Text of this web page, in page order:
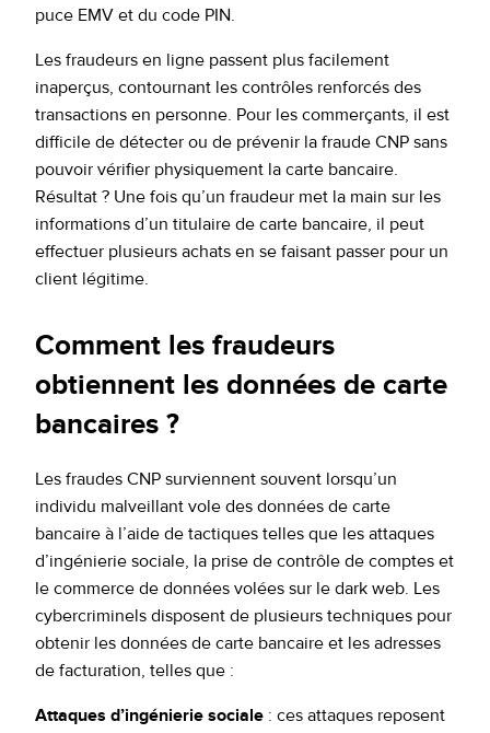
puce EMV et du code PIN.
Les fraudeurs en ligne passent plus facilement
inaperçus, contournant les contrôles renforcés des
transactions en personne. Pour les commerçants, il est
difficile de détecter ou de prévenir la fraude CNP sans
pouvoir vérifier physiquement la carte bancaire.
Résultat ? Une fois qu’un fraudeur met la main sur les
informations d’un titulaire de carte bancaire, il peut
effectuer plusieurs achats en se faisant passer pour un
client légitime.
Comment les fraudeurs
obtiennent les données de carte
bancaires ?
Les fraudes CNP surviennent souvent lorsqu’un
individu malveillant vole des données de carte
bancaire à l’aide de tactiques telles que les attaques
d’ingénierie sociale, la prise de contrôle de comptes et
le commerce de données volées sur le dark web. Les
cybercriminels disposent de plusieurs techniques pour
obtenir les données de carte bancaire et les adresses
de facturation, telles que :
Attaques d’ingénierie sociale : ces attaques reposent